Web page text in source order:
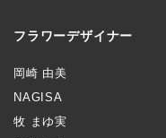
フラワーデザイナー
岡崎 由美
NAGISA
牧 まゆ実